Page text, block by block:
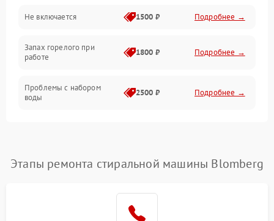
Не включается 1500 ₽ Подробнее →
Запах горелого при
работе
1800 ₽ Подробнее →
Проблемы с набором
воды
2500 ₽ Подробнее →
2200 ₽ Подробнее →
Этапы ремонта стиральной машины Blomberg